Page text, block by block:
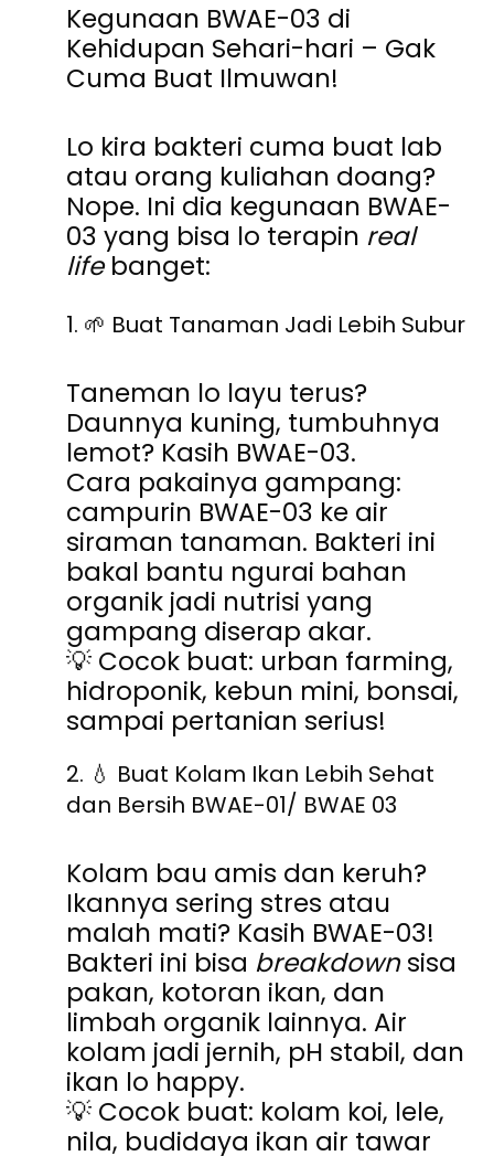
Kegunaan BWAE-03 di
Kehidupan Sehari-hari – Gak
Cuma Buat Ilmuwan!
Lo kira bakteri cuma buat lab
atau orang kuliahan doang?
Nope. Ini dia kegunaan BWAE-
03 yang bisa lo terapin real
lifebanget:
1. 🌱 Buat Tanaman Jadi Lebih Subur
Taneman lo layu terus?
Daunnya kuning, tumbuhnya
lemot? Kasih BWAE-03.
Cara pakainya gampang:
campurin BWAE-03 ke air
siraman tanaman. Bakteri ini
bakal bantu ngurai bahan
organik jadi nutrisi yang
gampang diserap akar.
💡 Cocok buat: urban farming,
hidroponik, kebun mini, bonsai,
sampai pertanian serius!
2. 💧 Buat Kolam Ikan Lebih Sehat
dan Bersih BWAE-01/ BWAE 03
Kolam bau amis dan keruh?
Ikannya sering stres atau
malah mati? Kasih BWAE-03!
Bakteri ini bisa breakdownsisa
pakan, kotoran ikan, dan
limbah organik lainnya. Air
kolam jadi jernih, pH stabil, dan
ikan lo happy.
💡 Cocok buat: kolam koi, lele,
nila, budidaya ikan air tawar